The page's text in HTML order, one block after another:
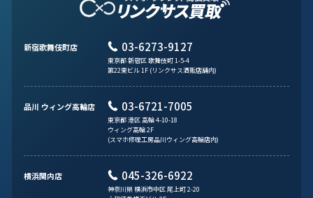
新宿歌舞伎町店 03-6273-9127
東京都 新宿区 歌舞伎町 1-5-4
第22東ビル 1F (リンクサス酒販店舗内)
品川 ウィング高輪店 03-6721-7005
東京都 港区 高輪 4-10-18
ウィング高輪 2F
(スマホ修理工房品川ウィング高輪店内)
横浜関内店 045-326-6922
神奈川県 横浜市中区 尾上町 2-20